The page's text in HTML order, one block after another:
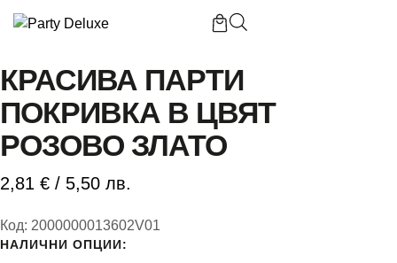
Начало Красива парти покривка в цвят розово злато
КРАСИВА ПАРТИ
ПОКРИВКА В ЦВЯТ
РОЗОВО ЗЛАТО
2,81 € / 5,50 лв.
Код: 2000000013602V01
НАЛИЧНИ ОПЦИИ: